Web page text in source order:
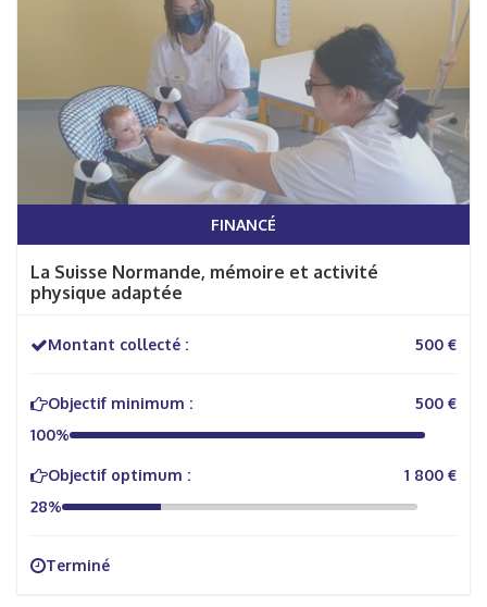
FINANCÉ
La Suisse Normande, mémoire et activité
physique adaptée
Montant collecté : 500 €
Objectif minimum :
500 €
100%
Objectif optimum :
1 800 €
28%
Terminé